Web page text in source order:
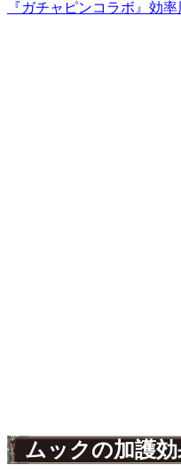
『ガチャピンコラボ』効
ムックの加護